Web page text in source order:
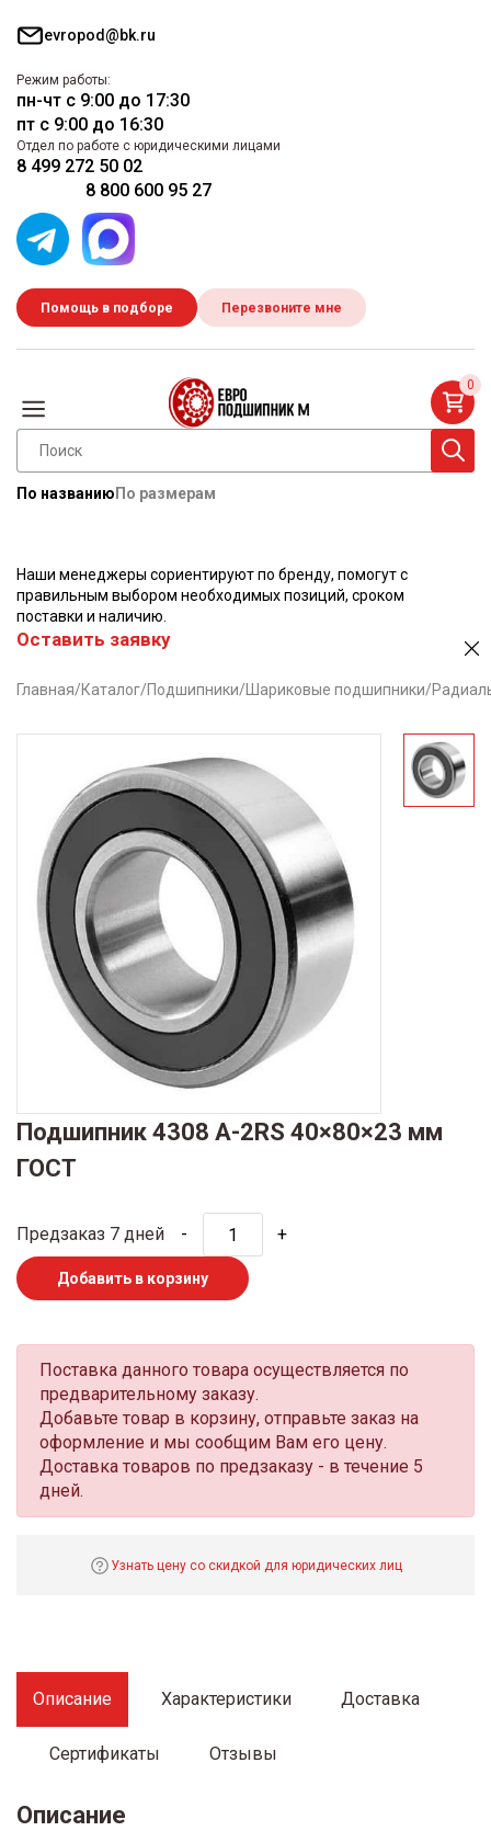
evropod@bk.ru
Режим работы:
пн-чт с 9:00 до 17:30
пт с 9:00 до 16:30
Отдел по работе с юридическими лицами
8 499 272 50 02
8 800 600 95 27
Помощь в подборе Перезвоните мне
По названию По размерам
0
Наши менеджеры сориентируют по бренду, помогут с
правильным выбором необходимых позиций, сроком
поставки и наличию.
Оставить заявку
Главная/Каталог/Подшипники/ Шариковые подшипники/
Подшипник 4308 A-2RS 40×80×23 мм
ГОСТ
Предзаказ 7 дней - +
Добавить в корзину
Поставка данного товара осуществляется по
предварительному заказу.
Добавьте товар в корзину, отправьте заказ на
оформление и мы сообщим Вам его цену.
Доставка товаров по предзаказу - в течение 5
дней.
Узнать цену со скидкой для юридических лиц
Описание Характеристики Доставка
Сертификаты Отзывы
Описание